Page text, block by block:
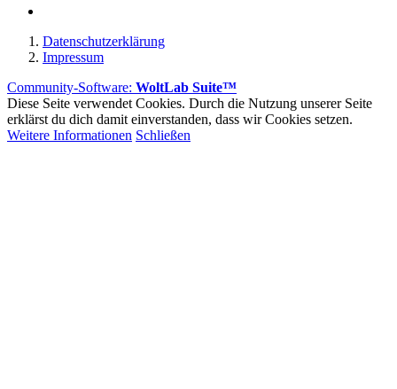
Datenschutzerklärung
Impressum
Community-Software: WoltLab Suite™
Diese Seite verwendet Cookies. Durch die Nutzung unserer Seite
erklärst du dich damit einverstanden, dass wir Cookies setzen.
Weitere Informationen Schließen